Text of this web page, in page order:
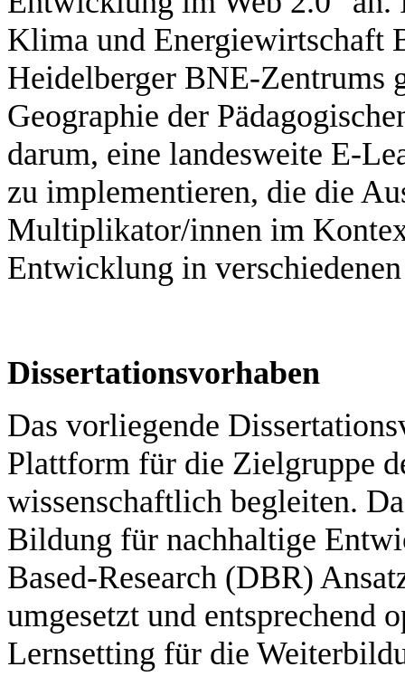
Klima und Energiewirtschaft
Heidelberger BNE-Zentrums
Geographie der
darum, eine landesweite E-
zu implementieren, die die
Multiplikator/innen im
Entwicklung in
Dissertationsvorhaben
Das vorliegende
Plattform für die Zielgruppe
wissenschaftlich begleiten.
Bildung für nachhaltige
Based-Research (DBR)
umgesetzt und entsprechend
Lernsetting für die